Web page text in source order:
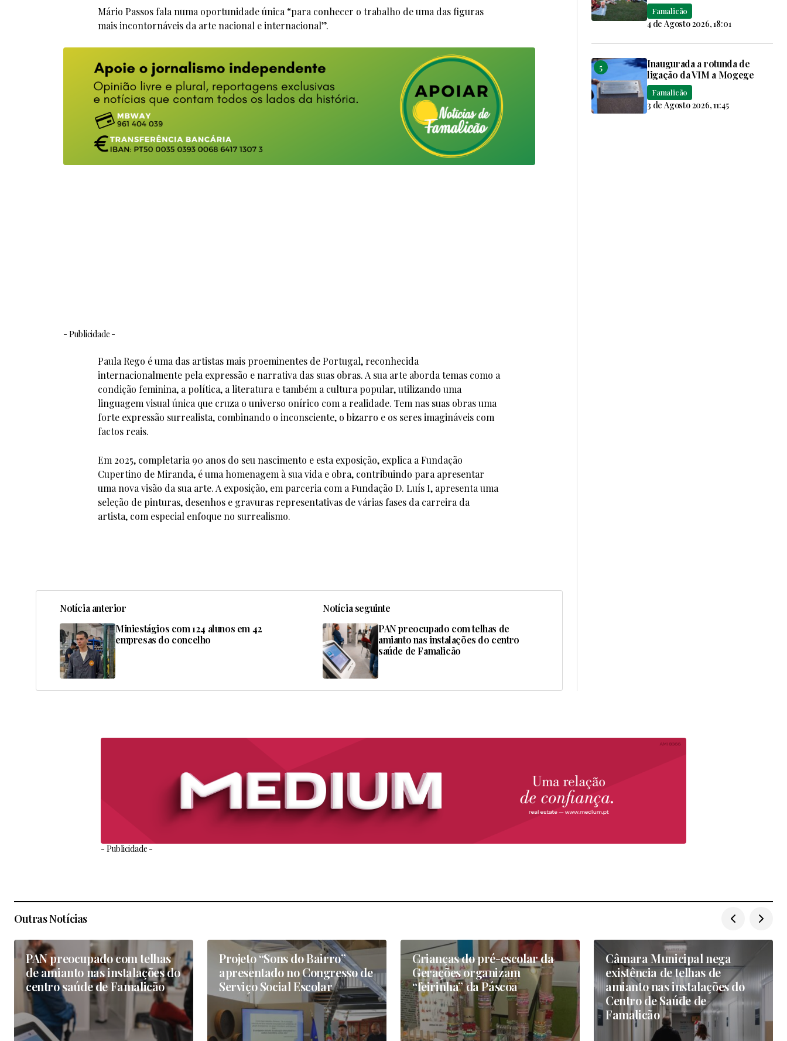
Mário Passos fala numa oportunidade única “para conhecer o trabalho de uma das figuras
mais incontornáveis da arte nacional e internacional”.
- Publicidade -
Paula Rego é uma das artistas mais proeminentes de Portugal, reconhecida
internacionalmente pela expressão e narrativa das suas obras. A sua arte aborda temas como a
condição feminina, a política, a literatura e também a cultura popular, utilizando uma
linguagem visual única que cruza o universo onírico com a realidade. Tem nas suas obras uma
forte expressão surrealista, combinando o inconsciente, o bizarro e os seres imagináveis com
factos reais.
Em 2025, completaria 90 anos do seu nascimento e esta exposição, explica a Fundação
Cupertino de Miranda, é uma homenagem à sua vida e obra, contribuindo para apresentar
uma nova visão da sua arte. A exposição, em parceria com a Fundação D. Luís I, apresenta uma
seleção de pinturas, desenhos e gravuras representativas de várias fases da carreira da
artista, com especial enfoque no surrealismo.
Notícia anterior
Miniestágios com 124 alunos em 42
empresas do concelho
Notícia seguinte
PAN preocupado com telhas de
amianto nas instalações do centro
saúde de Famalicão
Famalicão
4 de Agosto 2026, 18:01
Inaugurada a rotunda de
ligação da VIM a Mogege
Famalicão
3 de Agosto 2026, 11:45
- Publicidade -
Outras Notícias
PAN preocupado com telhas
de amianto nas instalações do
centro saúde de Famalicão
Projeto “Sons do Bairro”
apresentado no Congresso de
Serviço Social Escolar
Crianças do pré-escolar da
Gerações organizam
“feirinha” da Páscoa
Câmara Municipal nega
existência de telhas de
amianto nas instalações do
Centro de Saúde de
Famalicão